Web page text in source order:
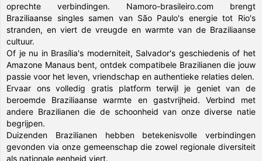
oprechte verbindingen. Namoro-brasileiro.com brengt
Braziliaanse singles samen van São Paulo's energie tot Rio's
stranden, en viert de vreugde en warmte van de Braziliaanse
cultuur.
Of je nu in Brasília's moderniteit, Salvador's geschiedenis of het
Amazone Manaus bent, ontdek compatibele Brazilianen die jouw
passie voor het leven, vriendschap en authentieke relaties delen.
Ervaar ons volledig gratis platform terwijl je geniet van de
beroemde Braziliaanse warmte en gastvrijheid. Verbind met
andere Brazilianen die de schoonheid van onze diverse natie
begrijpen.
Duizenden Brazilianen hebben betekenisvolle verbindingen
gevonden via onze gemeenschap die zowel regionale diversiteit
als nationale eenheid viert.